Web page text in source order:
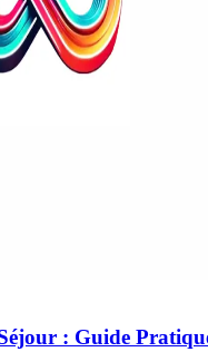
: Guide